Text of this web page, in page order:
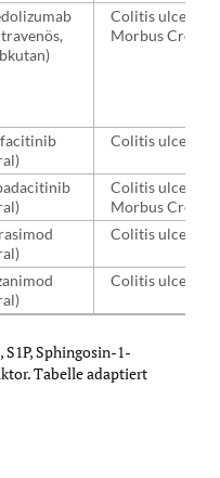
Colitis ulcerosa
Morbus Crohn
Colitis ulcerosa
Colitis ulcerosa
Morbus Crohn
Colitis ulcerosa
Colitis ulcerosa
Sphingosin-1-
Tabelle adaptiert